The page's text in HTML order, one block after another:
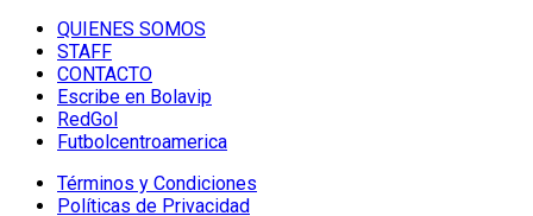
QUIENES SOMOS
STAFF
CONTACTO
Escribe en Bolavip
RedGol
Futbolcentroamerica
Términos y Condiciones
Políticas de Privacidad